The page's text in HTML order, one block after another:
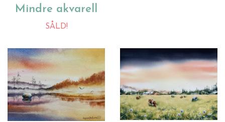
Mindre akvarell
SÅLD!